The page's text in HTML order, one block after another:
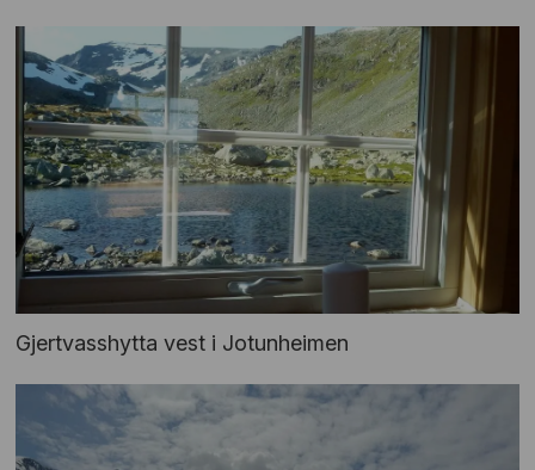
Gjertvasshytta vest i Jotunheimen